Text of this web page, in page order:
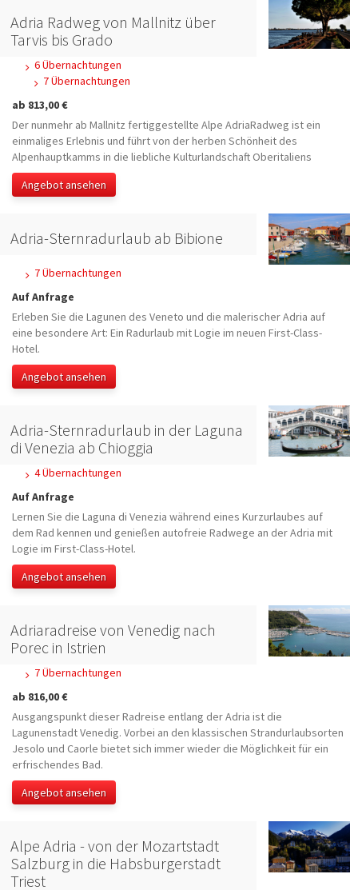
Adria Radweg von Mallnitz über
Tarvis bis Grado
6 Übernachtungen
7 Übernachtungen
ab 813,00 €
Der nunmehr ab Mallnitz fertiggestellte Alpe AdriaRadweg ist ein
einmaliges Erlebnis und führt von der herben Schönheit des
Alpenhauptkamms in die liebliche Kulturlandschaft Oberitaliens
Angebot ansehen
Adria-Sternradurlaub ab Bibione
7 Übernachtungen
Auf Anfrage
Erleben Sie die Lagunen des Veneto und die malerischer Adria auf
eine besondere Art: Ein Radurlaub mit Logie im neuen First-Class-
Hotel.
Angebot ansehen
Adria-Sternradurlaub in der Laguna
di Venezia ab Chioggia
4 Übernachtungen
Auf Anfrage
Lernen Sie die Laguna di Venezia während eines Kurzurlaubes auf
dem Rad kennen und genießen autofreie Radwege an der Adria mit
Logie im First-Class-Hotel.
Angebot ansehen
Adriaradreise von Venedig nach
Porec in Istrien
7 Übernachtungen
ab 816,00 €
Ausgangspunkt dieser Radreise entlang der Adria ist die
Lagunenstadt Venedig. Vorbei an den klassischen Strandurlaubsorten
Jesolo und Caorle bietet sich immer wieder die Möglichkeit für ein
erfrischendes Bad.
Angebot ansehen
Alpe Adria - von der Mozartstadt
Salzburg in die Habsburgerstadt
Triest